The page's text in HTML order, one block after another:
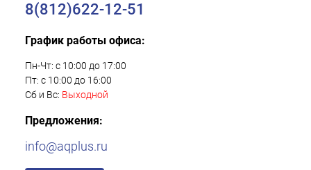
8(812)622-12-51
График работы офиса:
Пн-Чт: с 10:00 до 17:00
Пт: с 10:00 до 16:00
Сб и Вс: Выходной
Предложения:
info@aqplus.ru